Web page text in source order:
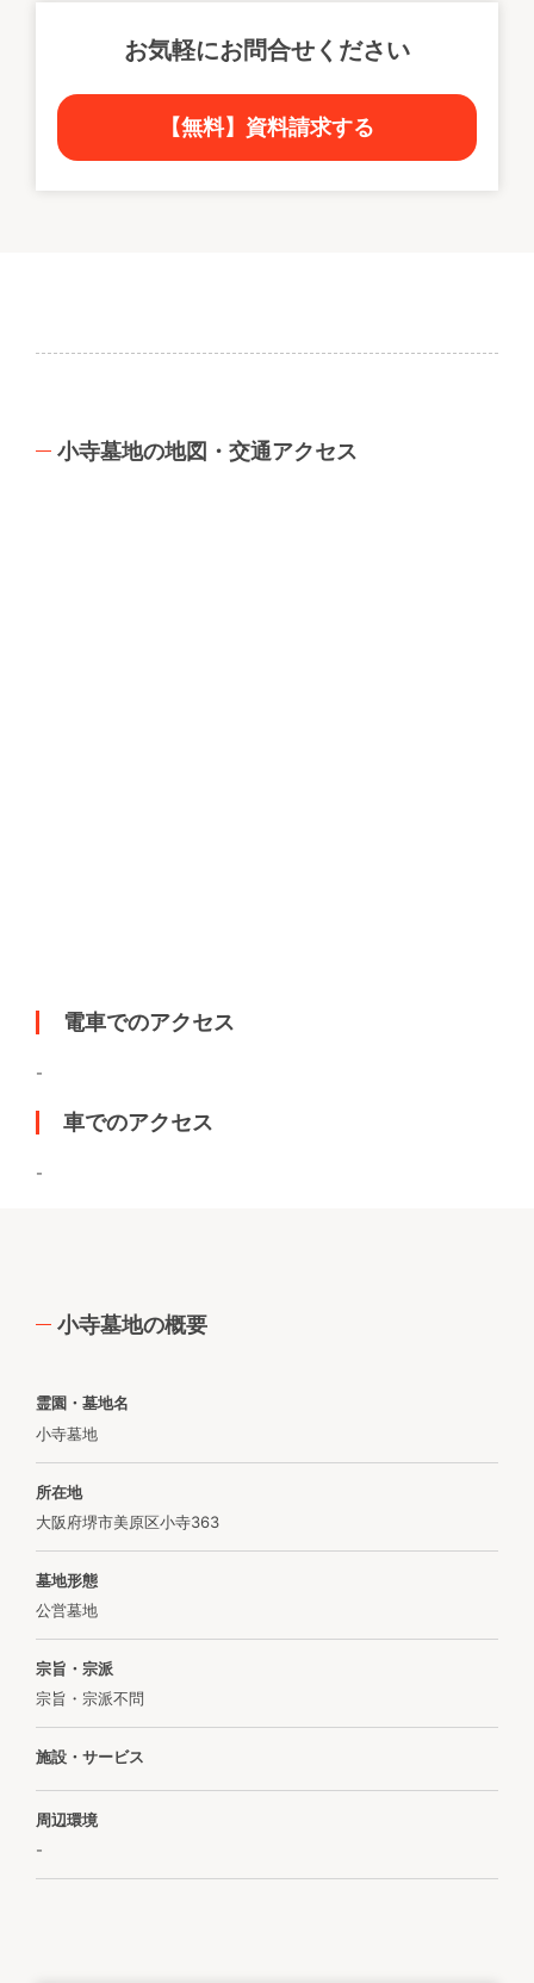
お気軽にお問合せください
【無料】資料請求する
小寺墓地の地図・交通アクセス
電車でのアクセス
-
車でのアクセス
-
小寺墓地の概要
霊園・墓地名
小寺墓地
所在地
大阪府堺市美原区小寺363
墓地形態
公営墓地
宗旨・宗派
宗旨・宗派不問
施設・サービス
周辺環境
-